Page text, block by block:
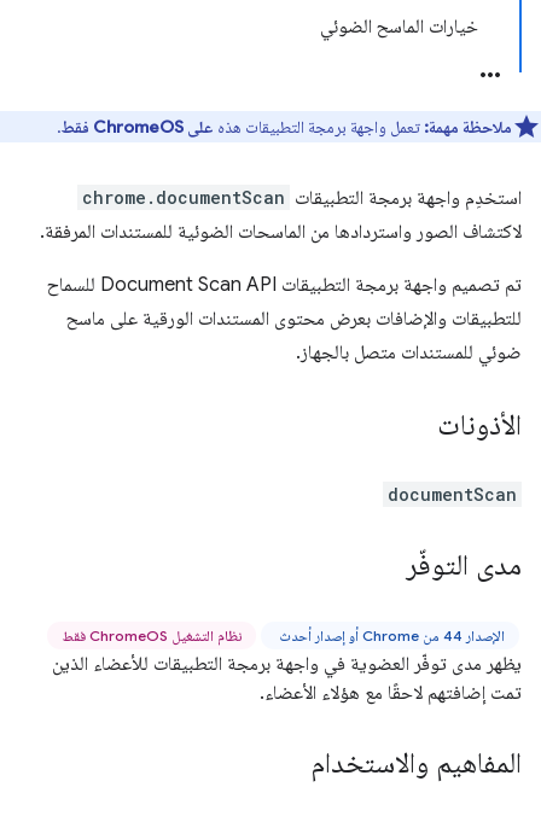
خيارات الماسح الضوئي
ملاحظة مهمة: تعمل واجهة برمجة التطبيقات هذه على ChromeOS فقط .
استخدِم واجهة برمجة التطبيقات chrome.documentScan
لاكتشاف الصور واستردادها من الماسحات الضوئية للمستندات المرفقة.
تم تصميم واجهة برمجة التطبيقات Document Scan API للسماح
للتطبيقات والإضافات بعرض محتوى المستندات الورقية على ماسح
ضوئي للمستندات متصل بالجهاز.
الأذونات
documentScan
مدى التوفّر
الإصدار 44 من Chrome أو إصدار أحدث نظام التشغيل ChromeOS فقط
يظهر مدى توفّر العضوية في واجهة برمجة التطبيقات للأعضاء الذين
تمت إضافتهم لاحقًا مع هؤلاء الأعضاء.
المفاهيم والاستخدام